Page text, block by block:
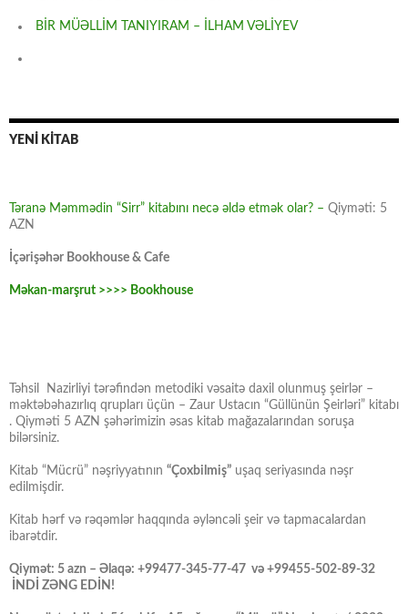
BİR MÜƏLLİM TANIYIRAM – İLHAM VƏLİYEV
YENİ KİTAB
Təranə Məmmədin “Sirr” kitabını necə əldə etmək olar? – Qiyməti: 5
AZN
İçərişəhər Bookhouse & Cafe
Məkan-marşrut >>>> Bookhouse
Təhsil Nazirliyi tərəfindən metodiki vəsaitə daxil olunmuş şeirlər –
məktəbəhazırlıq qrupları üçün – Zaur Ustacın “Güllünün Şeirləri” kitabı
. Qiyməti 5 AZN şəhərimizin əsas kitab mağazalarından soruşa
bilərsiniz.
Kitab “Mücrü” nəşriyyatının “Çoxbilmiş” uşaq seriyasında nəşr
edilmişdir.
Kitab hərf və rəqəmlər haqqında əyləncəli şeir və tapmacalardan
ibarətdir.
Qiymət: 5 azn – Əlaqə: +99477-345-77-47 və +99455-502-89-32
İNDİ ZƏNG EDİN!